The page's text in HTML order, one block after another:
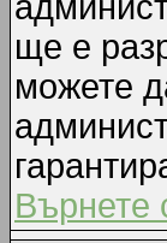
ще е
можете
Върнете